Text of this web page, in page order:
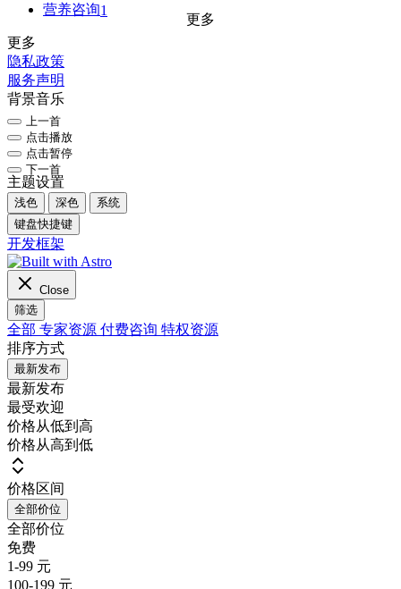
营养咨询1
更多
更多
隐私政策
服务声明
背景音乐
上一首
点击播放
点击暂停
下一首
主题设置
浅色 深色
系统
键盘快捷键
开发框架
Close
筛选
全部 专家资源 付费咨询 特权资源
排序方式
最新发布
最新发布
最受欢迎
价格从低到高
价格从高到低
价格区间
全部价位
全部价位
免费
1-99 元
100-199 元